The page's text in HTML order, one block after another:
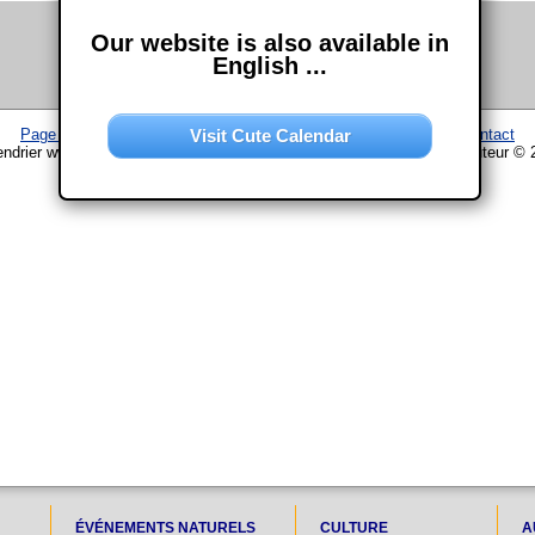
Page d'accueil Calendrier–Plan du site–Mentions légales
Contact
www.chouette-calendrier.com • 26. Septembre 2028 – droit d'auteur ©
ÉVÉNEMENTS NATURELS CULTURE
Our website is also available in
English ...
Visit Cute Calendar